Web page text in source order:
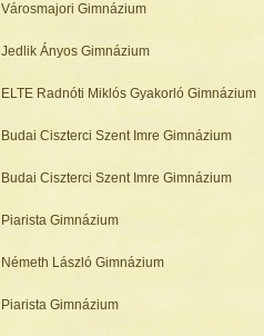
Városmajori Gimnázium
Jedlik Ányos Gimnázium
ELTE Radnóti Miklós Gyakorló Gimnázium
Budai Ciszterci Szent Imre Gimnázium
Budai Ciszterci Szent Imre Gimnázium
Piarista Gimnázium
Németh László Gimnázium
Piarista Gimnázium